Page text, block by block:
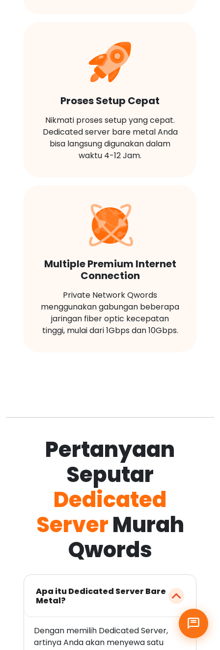
Proses Setup Cepat
Nikmati proses setup yang cepat.
Dedicated server bare metal Anda
bisa langsung digunakan dalam
waktu 4-12 Jam.
Multiple Premium Internet
Connection
Private Network Qwords
menggunakan gabungan beberapa
jaringan fiber optic kecepatan
tinggi, mulai dari 1Gbps dan 10Gbps.
Pertanyaan
Seputar
Dedicated
ServerMurah
Qwords
Apa itu Dedicated Server Bare
Metal?
Dengan memilih Dedicated Server,
artinya Anda akan menyewa satu